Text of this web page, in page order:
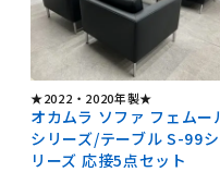
★2022・2020年製★
オカムラ ソファ フェムー
シリーズ/テーブル S-99シ
リーズ 応接5点セット